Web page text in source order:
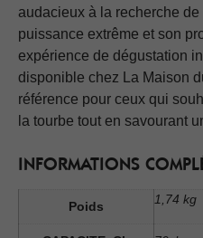
audacieux à la recherche
puissance extrême et son
expérience de dégustation
disponible chez La Maison
référence pour ceux qui
la tourbe tout en savourant
INFORMATIONS
Poids 1,74 kg